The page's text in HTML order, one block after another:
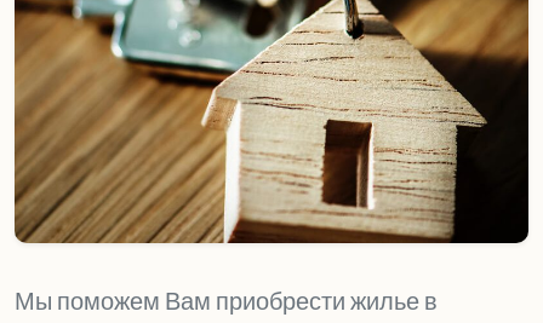
Мы поможем Вам приобрести жилье в